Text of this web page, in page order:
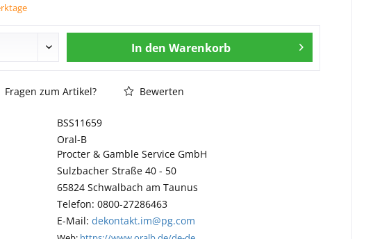
In den Warenkorb
Fragen zum Artikel? Bewerten
BSS11659
Oral-B
Procter & Gamble Service GmbH
Sulzbacher Straße 40 - 50
65824 Schwalbach am Taunus
Telefon: 0800-27286463
E-Mail:dekontakt.im@pg.com